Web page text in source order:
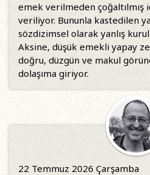
emek verilmeden çoğaltılmış
veriliyor. Bununla kastedilen
sözdizimsel olarak yanlış
Aksine, düşük emekli yapay
doğru, düzgün ve makul
dolaşıma giriyor.
22 Temmuz 2026 Çarşamba